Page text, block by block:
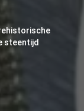
steentijd